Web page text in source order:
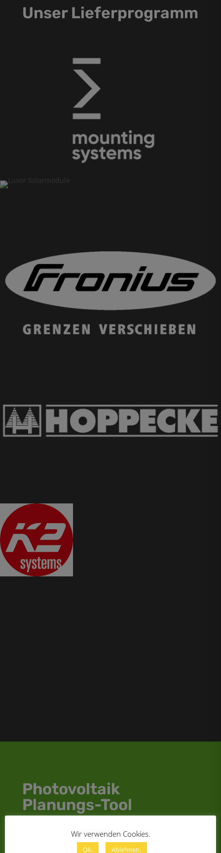
Unser Lieferprogramm
Photovoltaik
Planungs-Tool
Planen sie ihre eigene Photvoltaik Anlage! Klicken sie
auf den Button, legen sie sich einen Account an und
Wir verwenden Cookies.
Ok. Ablehnen.